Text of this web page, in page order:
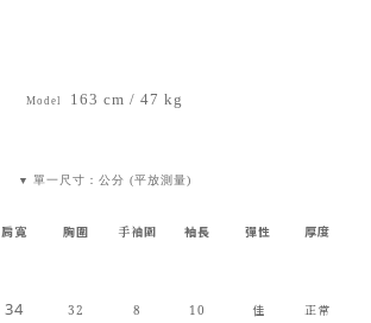
Model 163 cm / 47 kg
▼ 單一尺寸：公分 (平放測量)
肩寬 胸圍 手袖圍 袖長 彈性 厚度
34 32 8 10 佳 正常